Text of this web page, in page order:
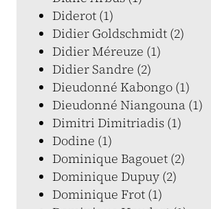
Diderot (1)
Didier Goldschmidt (2)
Didier Méreuze (1)
Didier Sandre (2)
Dieudonné Kabongo (1)
Dieudonné Niangouna (1)
Dimitri Dimitriadis (1)
Dodine (1)
Dominique Bagouet (2)
Dominique Dupuy (2)
Dominique Frot (1)